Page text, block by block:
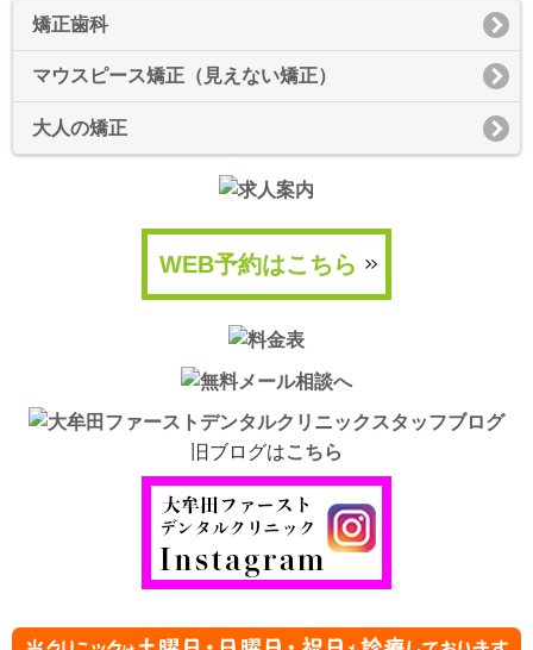
矯正歯科
マウスピース矯正（見えない矯正）
大人の矯正
WEB予約はこちら
旧ブログはこちら